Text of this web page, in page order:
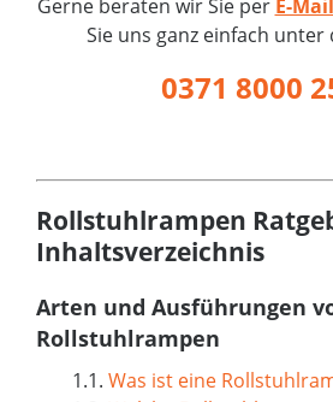
Gerne beraten wir Sie per E-Mail
Sie uns ganz einfach
0371 8000
Rollstuhlrampen
Inhaltsverzeichnis
Arten und Ausführungen
Rollstuhlrampen
1.1. Was ist eine